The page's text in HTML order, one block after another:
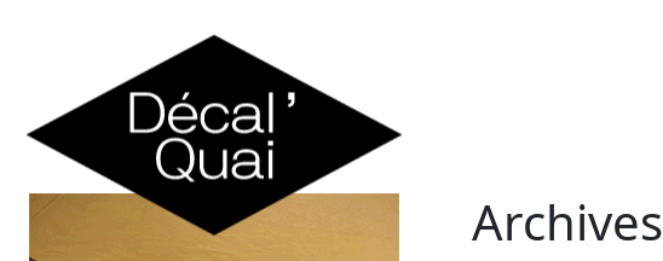
Archives